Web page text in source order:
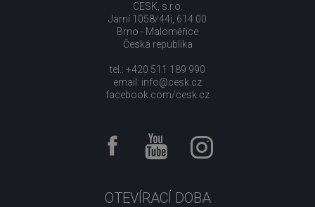
CESK, s.r.o.
Jarní 1058/44i, 614 00
Brno - Maloměřice
Česká republika
tel.: +420 511 189 990
email: info@cesk.cz
facebook.com/cesk.cz
OTEVÍRACÍ DOBA